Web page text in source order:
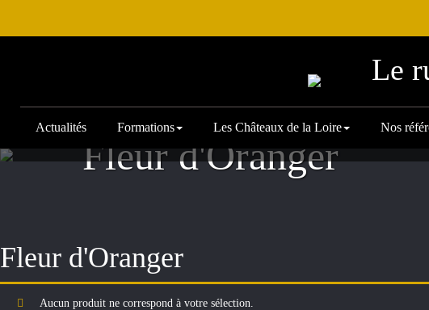
Le
Actualités Formations Les Châteaux de la Loire Nos
Fleur d'Oranger
Fleur d'Oranger
Aucun produit ne correspond à votre sélection.